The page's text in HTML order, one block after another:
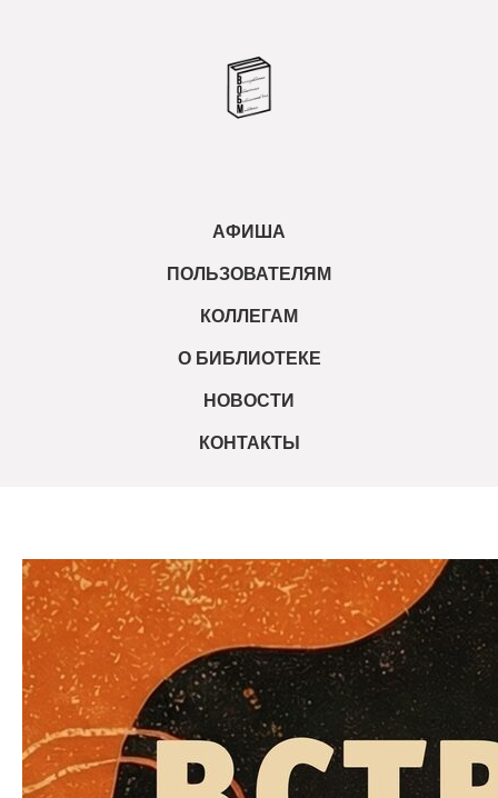
АФИША
ПОЛЬЗОВАТЕЛЯМ
КОЛЛЕГАМ
О БИБЛИОТЕКЕ
НОВОСТИ
КОНТАКТЫ